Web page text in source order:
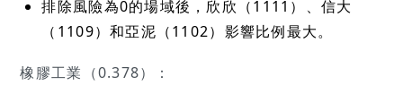
排除風險為0的場域後，欣欣（1111）、信大
（1109）和亞泥（1102）影響比例最大。
橡膠工業（0.378）：